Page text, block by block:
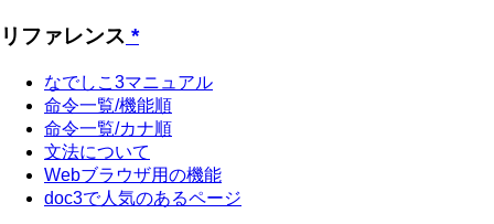
リファレンス *
なでしこ3マニュアル
命令一覧/機能順
命令一覧/カナ順
文法について
Webブラウザ用の機能
doc3で人気のあるページ